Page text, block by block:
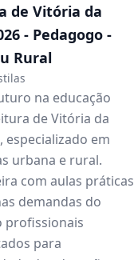
de Vitória da
- Pedagogo -
Rural
na educação
de Vitória da
especializado em
urbana e rural.
com aulas práticas
demandas do
profissionais
para